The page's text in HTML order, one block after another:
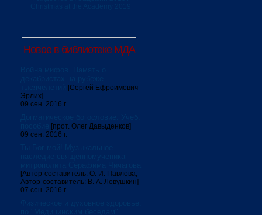
Новое в библиотеке МДА
[Сергей Ефроимович
Эрлих]
09 сен. 2016 г.
[прот. Олег Давыденков]
09 сен. 2016 г.
[Автор-составитель: О. И. Павлова;
Автор-составитель: В. А. Левушкин]
07 сен. 2016 г.